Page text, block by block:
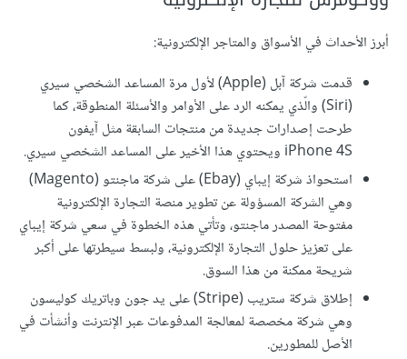
أبرز الأحداث في الأسواق والمتاجر الإلكترونية:
قدمت شركة آبل (Apple) لأول مرة المساعد الشخصي سيري
(Siri) والّذي يمكنه الرد على الأوامر والأسئلة المنطوقة، كما
طرحت إصدارات جديدة من منتجات السابقة مثل آيفون
iPhone 4S ويحتوي هذا الأخير على المساعد الشخصي سيري.
استحواذ شركة إيباي (Ebay) على شركة ماجنتو (Magento)
وهي الشركة المسؤولة عن تطوير منصة التجارة الإلكترونية
مفتوحة المصدر ماجنتو، وتأتي هذه الخطوة في سعي شركة إيباي
على تعزيز حلول التجارة الإلكترونية، ولبسط سيطرتها على أكبر
شريحة ممكنة من هذا السوق.
إطلاق شركة ستريب (Stripe) على يد جون وباتريك كوليسون
وهي شركة مخصصة لمعالجة المدفوعات عبر الإنترنت وأنشأت في
الأصل للمطورين.